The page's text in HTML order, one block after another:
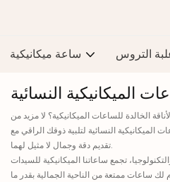
ساعة ميكانيكية التروس
الميكانيكية النسائية
الخالدة للساعات الميكانيكية؟ لا مزيد من
النسائية لتلبية ذوقك الراقي مع
تقديم دقة وجمال لا مثيل لهما.
تجمع ساعاتنا الميكانيكية للسيدات
لك ساعات ممتعة من الناحية الجمالية بقدر ما